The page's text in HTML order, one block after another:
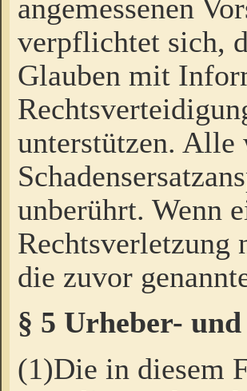
angemessenen
verpflichtet sich,
Glauben mit
unterstützen. Alle
unberührt. Wenn
Rechtsverletzung
die zuvor
§ 5 Urheber-
(1)Die in diesem